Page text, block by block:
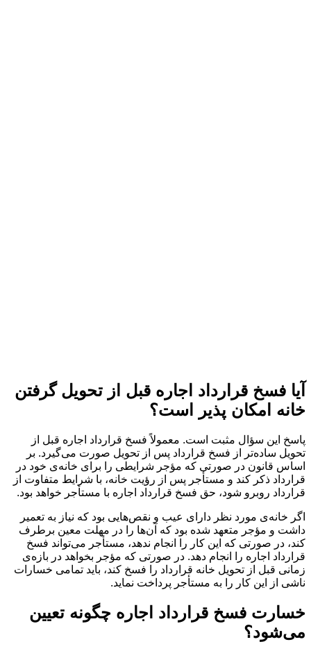
آیا فسخ قرارداد اجاره قبل از تحویل گرفتن
خانه امکان پذیر است؟
پاسخ این سؤال مثبت است. معمولاً فسخ قرارداد اجاره قبل از
تحویل ساده‌تر از فسخ قرارداد پس از تحویل صورت می‌گیرد. بر
اساس قانون در صورتی که مؤجر شرایطی را برای خانه‌ی خود در
قرارداد ذکر کند و مستأجر پس از رؤیت خانه، با شرایط متفاوت از
قرارداد روبرو شود، حق فسخ قرارداد اجاره با مستأجر خواهد بود.
اگر خانه‌ی مورد نظر دارای عیب و نقص‌هایی بود که نیاز به تعمیر
داشت و مؤجر متعهد شده بود که آن‌ها را در مهلت معین برطرف
کند، در صورتی که این کار را انجام ندهد، مستأجر می‌تواند فسخ
قرارداد اجاره را انجام دهد. در صورتی که مؤجر بخواهد در بازه‌ی
زمانی قبل از تحویل خانه قرارداد را فسخ کند، باید تمامی خسارات
ناشی از این کار را به مستأجر پرداخت نماید.
خسارت فسخ قرارداد اجاره چگونه تعیین
می‌شود؟